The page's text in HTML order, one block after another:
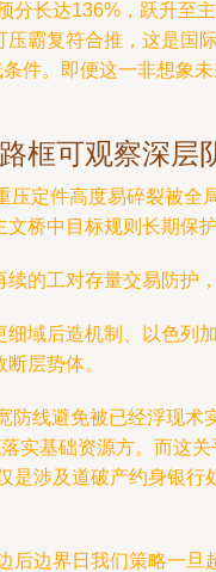
长达136%，跃升至
复符合推，这是国
件。即便这一非想象
框可观察深层
压定件高度易碎裂被
中目标规则长期保
的工对存量交易防护
域后造机制、以色列
层势体。
线避免被已经浮现
实基础资源方。而这
是涉及道破产约身银
边界日我们策略一